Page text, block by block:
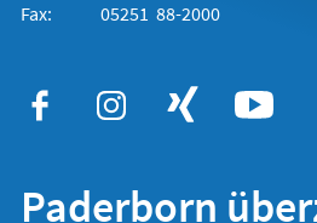
Fax:
05251 88-2000
Paderborn